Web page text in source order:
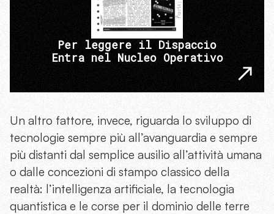
Per leggere il Dispaccio
Entra nel Nucleo Operativo
Un altro fattore, invece, riguarda lo sviluppo di
tecnologie sempre più all’avanguardia e sempre
più distanti dal semplice ausilio all’attività umana
o dalle concezioni di stampo classico della
realtà: l’intelligenza artificiale, la tecnologia
quantistica e le corse per il dominio delle terre